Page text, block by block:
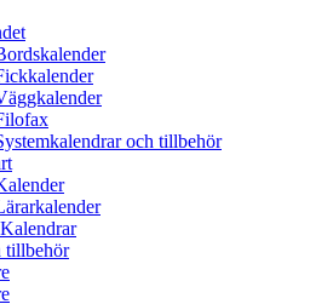
och tillbehör
tillbehör